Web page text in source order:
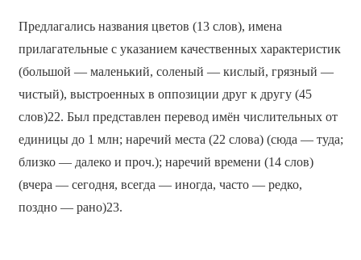
Предлагались названия цветов (13 слов), имена
прилагательные с указанием качественных характеристик
(большой — маленький, соленый — кислый, грязный —
чистый), выстроенных в оппозиции друг к другу (45
слов)22. Был представлен перевод имён числительных от
единицы до 1 млн; наречий места (22 слова) (сюда — туда;
близко — далеко и проч.); наречий времени (14 слов)
(вчера — сегодня, всегда — иногда, часто — редко,
поздно — рано)23.